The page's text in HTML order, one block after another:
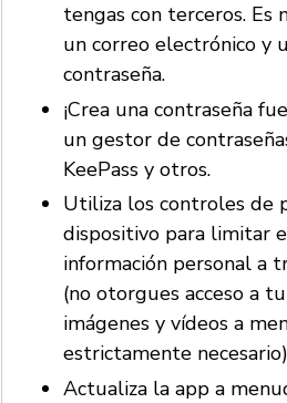
tengas con terceros. Es
un correo electrónico y
contraseña.
¡Crea una contraseña
un gestor de
KeePass y otros.
Utiliza los controles de
dispositivo para limitar
información personal a
(no otorgues acceso a
imágenes y vídeos a
estrictamente
Actualiza la app a